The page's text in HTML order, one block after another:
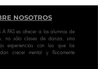
NOSOTROS
A PAS es ofrecer a los alumnos de
no sólo clases de danza, sino
experiencias con las que los
crecer mental y físicamente